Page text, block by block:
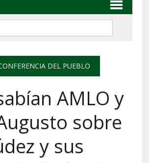
DEL PUEBLO
AMLO y
sobre
y sus